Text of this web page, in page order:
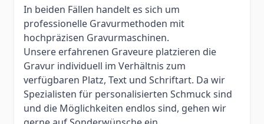
In beiden Fällen handelt es sich um
professionelle Gravurmethoden mit
hochpräzisen Gravurmaschinen.
Unsere erfahrenen Graveure platzieren die
Gravur individuell im Verhältnis zum
verfügbaren Platz, Text und Schriftart. Da wir
Spezialisten für personalisierten Schmuck sind
und die Möglichkeiten endlos sind, gehen wir